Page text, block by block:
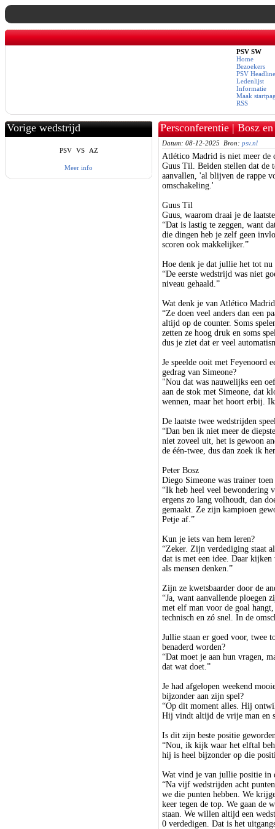
PSV SW
Home
Bezoekers
PSV
Ledenlijst
Informatie
Maak
RSS
Vorige wedstrijd
PSV VS AZ
Meer info
Persconferentie | Bosz
meer
Datum: 08-12-2025 Bron: psv.nl
Atlético Madrid is niet meer de
Guus Til. Beiden stellen dat de
aanvallen, 'al blijven de rappe
omschakeling.'
Guus Til
Guus, waarom draai je de
“Dat is lastig te zeggen, want
die dingen heb je zelf geen
scoren ook makkelijker.”
Hoe denk je dat jullie het tot nu
“De eerste wedstrijd was niet
niveau gehaald.”
Wat denk je van Atlético
“Ze doen veel anders dan een
altijd op de counter. Soms
zetten ze hoog druk en soms
dus je ziet dat er veel
Je speelde ooit met Feyenoord
gedrag van Simeone?
"Nou dat was nauwelijks een
aan de stok met Simeone, dat
wennen, maar het hoort erbij.
De laatste twee wedstrijden
“Dan ben ik niet meer de
niet zoveel uit, het is gewoon
de één-twee, dus dan zoek ik
Peter Bosz
Diego Simeone was trainer
“Ik heb heel veel bewondering
ergens zo lang volhoudt, dan
gemaakt. Ze zijn kampioen
Petje af.”
Kun je iets van hem leren?
“Zeker. Zijn verdediging staat
dat is met een idee. Daar
als mensen denken.”
Zijn ze kwetsbaarder door de
“Ja, want aanvallende ploegen
met elf man voor de goal
technisch en zó snel. In de
Jullie staan er goed voor, twee
benaderd worden?
“Dat moet je aan hun vragen,
dat wat doet.”
Je had afgelopen weekend
bijzonder aan zijn spel?
“Op dit moment alles. Hij
Hij vindt altijd de vrije man en
Is dit zijn beste positie
“Nou, ik kijk waar het elftal
hij is heel bijzonder op die
Wat vind je van jullie positie in
“Na vijf wedstrijden acht
we die punten hebben. We
keer tegen de top. We gaan de
staan. We willen altijd een
0 verdedigen. Dat is het